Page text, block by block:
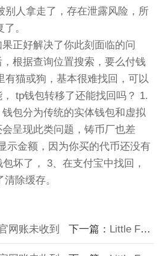
别人拿走了，存在泄露风险，所
。
正好解决了你此刻面临的问
根据查询位置搜索，要么付钱
有猫或狗，基本很难找回，可以
tp钱包转移了还能找回吗？ 1.
包分为传统的实体钱包和虚拟
呈现此类问题，铸币厂也差
示金额，因为你买的代币还没有
坏了， 3、在支付宝中找回，
除缓存。
网账未收到 下一篇： Little Fox 钱包imToken官网注册教程图片